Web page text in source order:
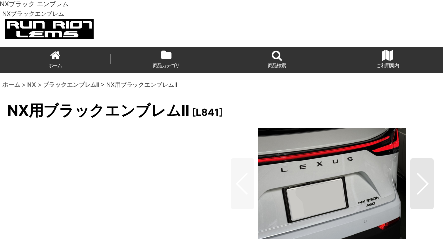
NXブラック エンブレム
NXブラックエンブレム
ホーム 商品カテゴリ 商品検索 ご利用案内
ホーム > NX > ブラックエンブレムII > NX用ブラックエンブレムII
NX用ブラックエンブレムII [L841]